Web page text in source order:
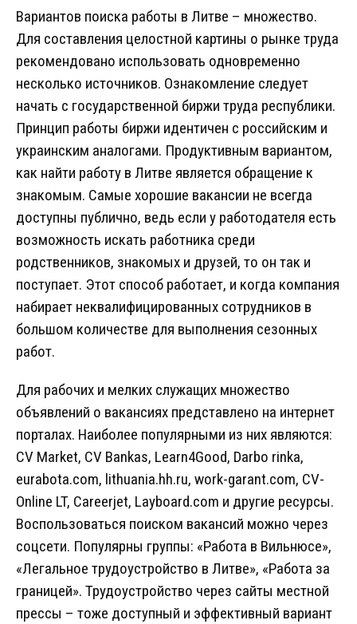
Вариантов поиска работы в Литве – множество.
Для составления целостной картины о рынке труда
рекомендовано использовать одновременно
несколько источников. Ознакомление следует
начать с государственной биржи труда республики.
Принцип работы биржи идентичен с российским и
украинским аналогами. Продуктивным вариантом,
как найти работу в Литве является обращение к
знакомым. Самые хорошие вакансии не всегда
доступны публично, ведь если у работодателя есть
возможность искать работника среди
родственников, знакомых и друзей, то он так и
поступает. Этот способ работает, и когда компания
набирает неквалифицированных сотрудников в
большом количестве для выполнения сезонных
работ.
Для рабочих и мелких служащих множество
объявлений о вакансиях представлено на интернет
порталах. Наиболее популярными из них являются:
CV Market, CV Bankas, Learn4Good, Darbo rinka,
eurabota.com, lithuania.hh.ru, work-garant.com, CV-
Online LT, Careerjet, Layboard.com и другие ресурсы.
Воспользоваться поиском вакансий можно через
соцсети. Популярны группы: «Работа в Вильнюсе»,
«Легальное трудоустройство в Литве», «Работа за
границей». Трудоустройство через сайты местной
прессы – тоже доступный и эффективный вариант